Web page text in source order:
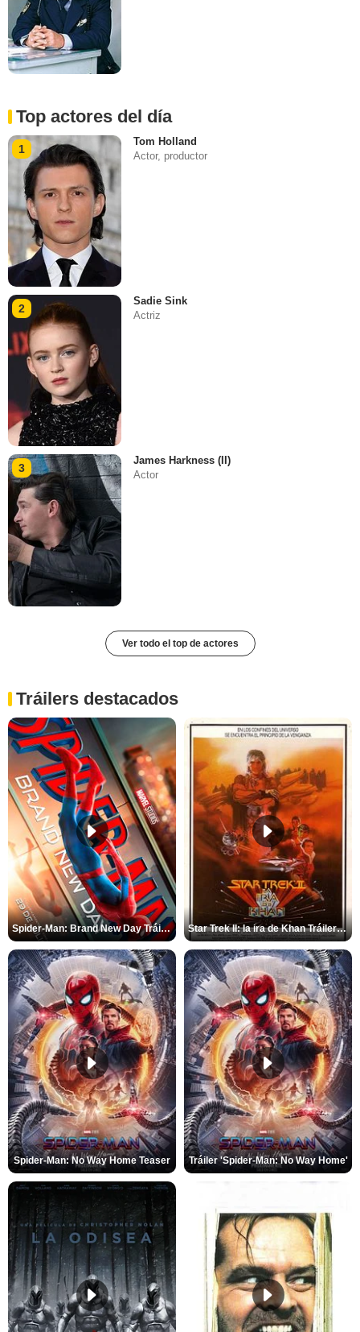
Top actores del día
1
Tom Holland
Actor, productor
2
Sadie Sink
Actriz
3
James Harkness (II)
Actor
Ver todo el top de actores
Tráilers destacados
Spider-Man: Brand New Day Tráiler (3) Star Trek II: la ira de Khan Tráiler VO
Spider-Man: No Way Home Teaser Tráiler 'Spider-Man: No Way Home'